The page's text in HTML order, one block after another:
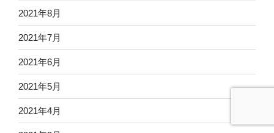
2021年8月
2021年7月
2021年6月
2021年5月
2021年4月